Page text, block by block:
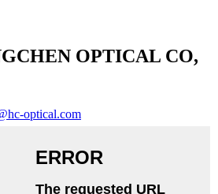
OPTICAL CO,
optical.com